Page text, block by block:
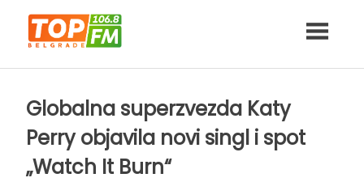
content
Globalna superzvezda Katy
Perry objavila novi singl i spot
„Watch It Burn“